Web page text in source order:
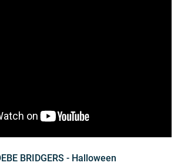
BRIDGERS - Halloween